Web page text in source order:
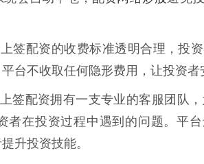
签配资的收费标准透明合理，投
台不收取任何隐形费用，让投资者
签配资拥有一支专业的客服团队
者在投资过程中遇到的问题。平
升投资技能。